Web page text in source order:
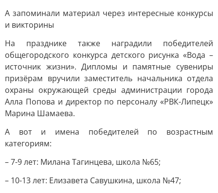
А запоминали материал через интересные конкурсы
и викторины
На празднике также наградили победителей
общегородского конкурса детского рисунка «Вода –
источник жизни». Дипломы и памятные сувениры
призёрам вручили заместитель начальника отдела
охраны окружающей среды администрации города
Алла Попова и директор по персоналу «РВК-Липецк»
Марина Шамаева.
А вот и имена победителей по возрастным
категориям:
– 7-9 лет: Милана Тагинцева, школа №65;
– 10-13 лет: Елизавета Савушкина, школа №47;